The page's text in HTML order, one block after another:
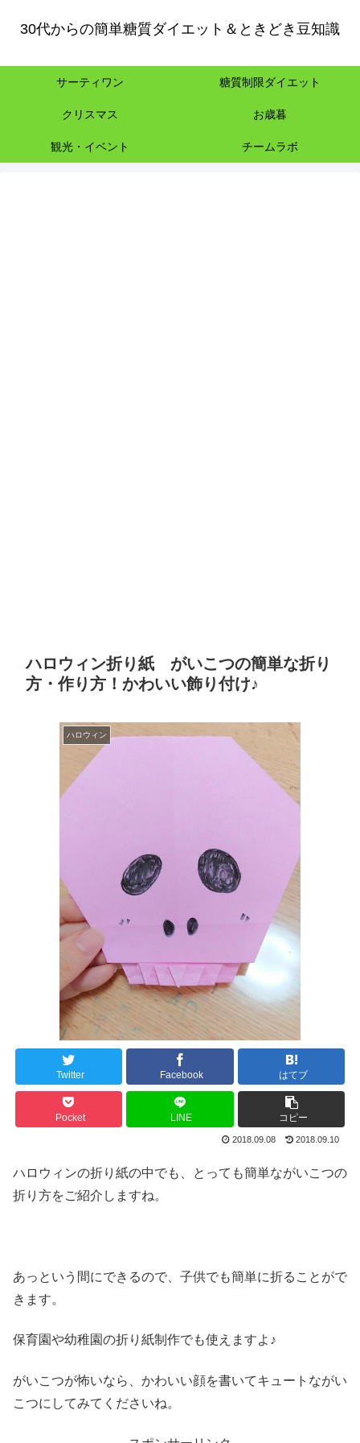
30代からの簡単糖質ダイエット＆ときどき豆知識
サーティワン 糖質制限ダイエット
クリスマス お歳暮
観光・イベント チームラボ
ハロウィン折り紙 がいこつの簡単な折り
方・作り方！かわいい飾り付け♪
ハロウィン
Twitter Facebook はてブ
Pocket LINE コピー
2018.09.08 2018.09.10
ハロウィンの折り紙の中でも、とっても簡単ながいこつの
折り方をご紹介しますね。
あっという間にできるので、子供でも簡単に折ることがで
きます。
保育園や幼稚園の折り紙制作でも使えますよ♪
がいこつが怖いなら、かわいい顔を書いてキュートながい
こつにしてみてくださいね。